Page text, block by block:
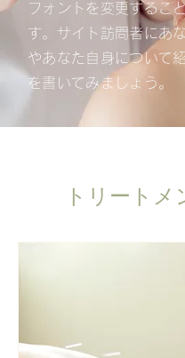
フォントを変更するこ
す。サイト訪問者にあ
やあなた自身について
を書いてみましょう。
トリートメ